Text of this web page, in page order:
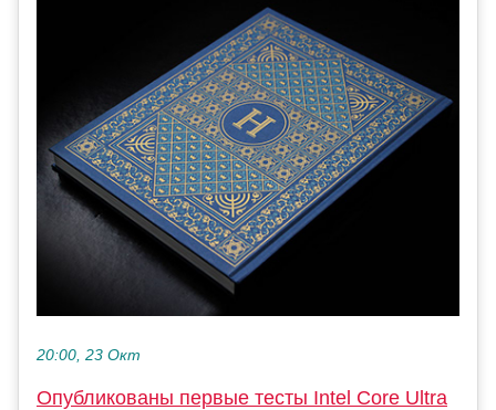
20:00, 23 Окт
Опубликованы первые тесты Intel Core Ultra